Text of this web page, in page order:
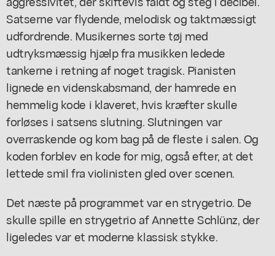
Satserne var flydende, melodisk og taktmæssigt
udfordrende. Musikernes sorte tøj med
udtryksmæssig hjælp fra musikken ledede
tankerne i retning af noget tragisk. Pianisten
lignede en videnskabsmand, der hamrede en
hemmelig kode i klaveret, hvis kræfter skulle
forløses i satsens slutning. Slutningen var
overraskende og kom bag på de fleste i salen. Og
koden forblev en kode for mig, også efter, at det
lettede smil fra violinisten gled over scenen.
Det næste på programmet var en strygetrio. De
skulle spille en strygetrio af Annette Schlünz, der
ligeledes var et moderne klassisk stykke.